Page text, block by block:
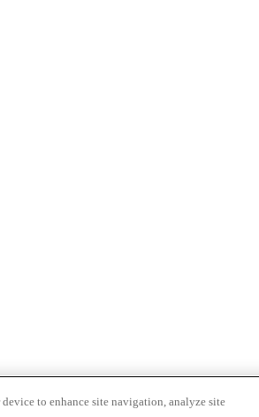
to enhance site navigation, analyze site